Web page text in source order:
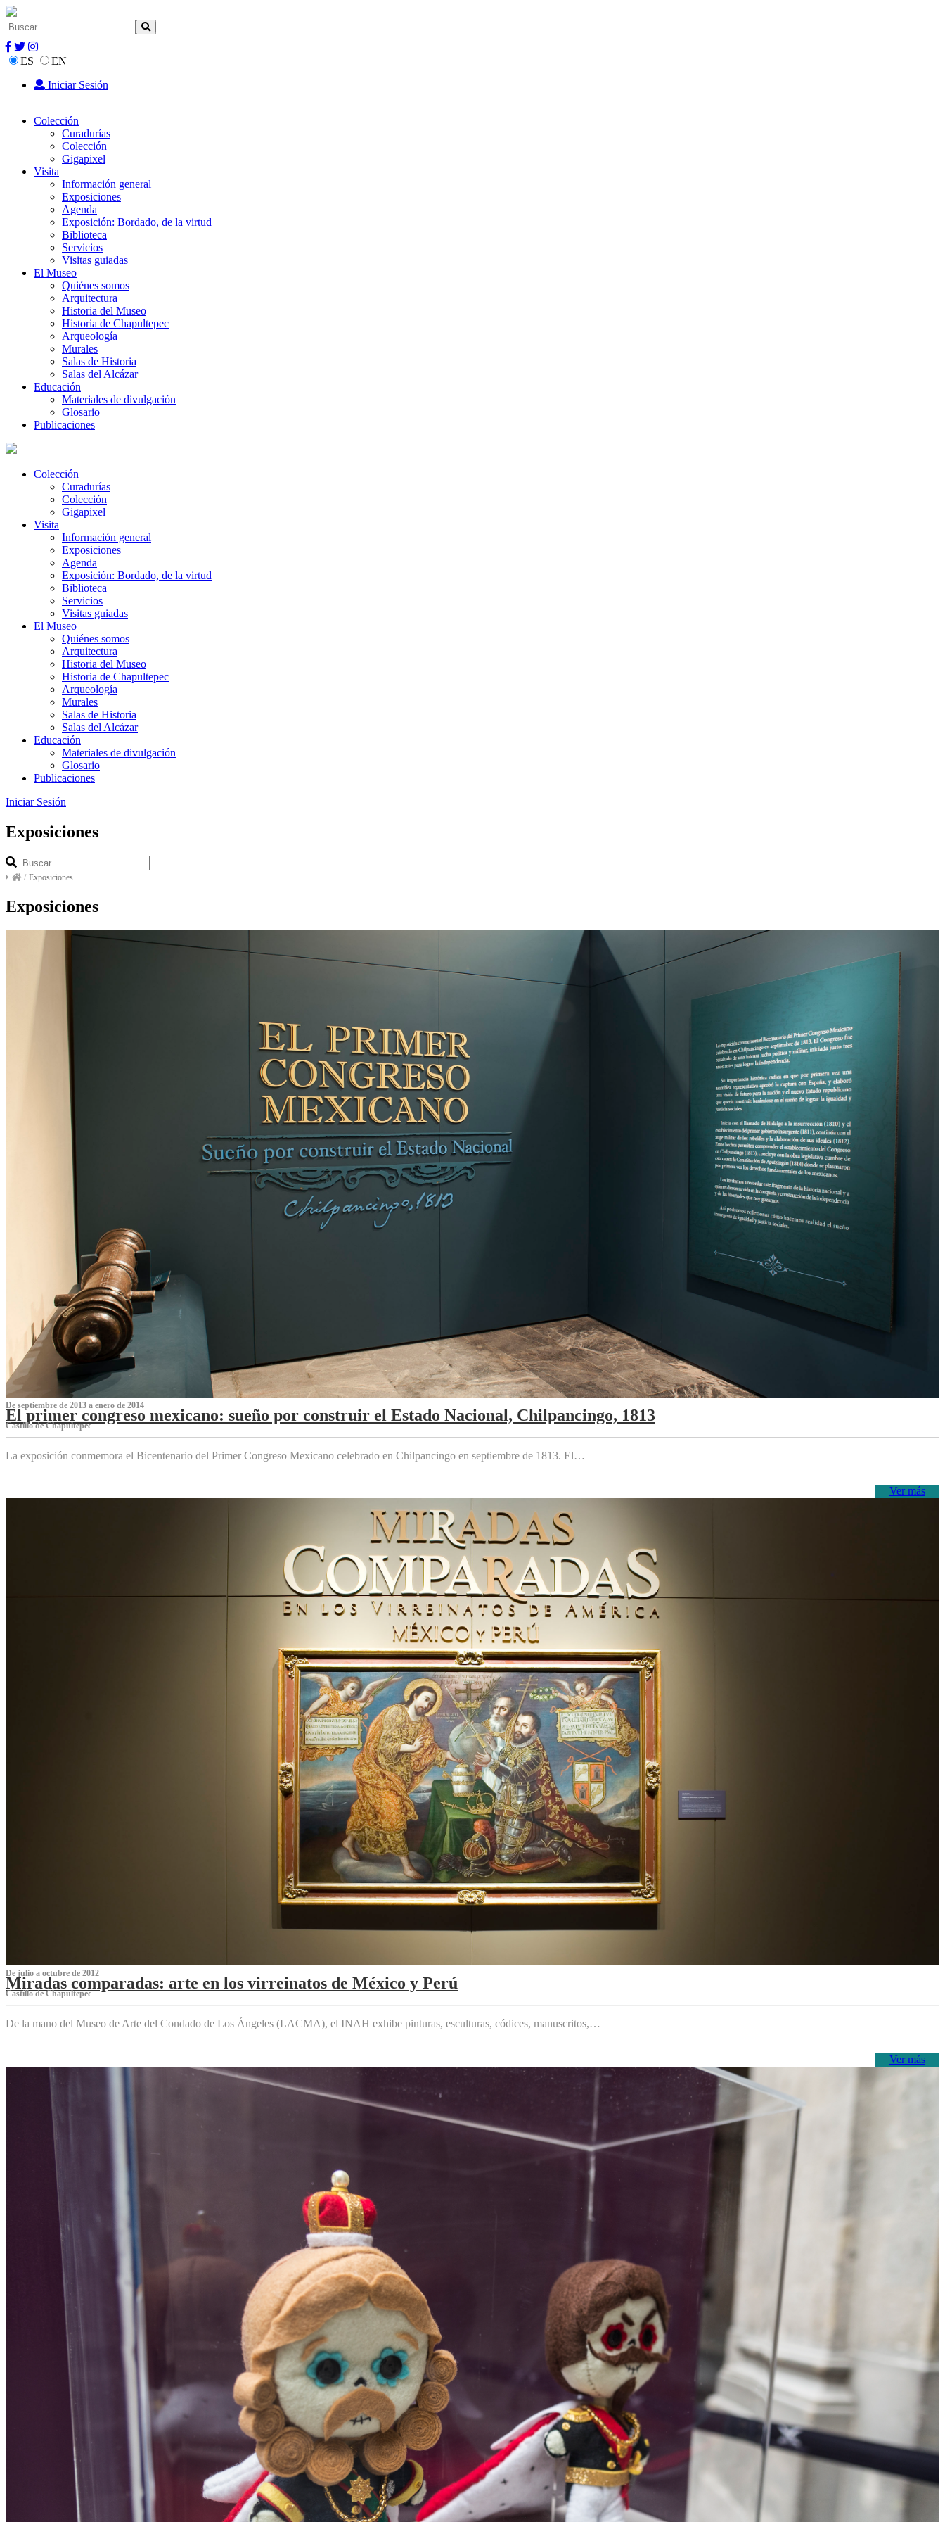
ES
EN
Iniciar Sesión
Colección
Curadurías
Colección
Gigapixel
Visita
Información general
Exposiciones
Agenda
Exposición: Bordado, de la virtud
Biblioteca
Servicios
Visitas guiadas
El Museo
Quiénes somos
Arquitectura
Historia del Museo
Historia de Chapultepec
Arqueología
Murales
Salas de Historia
Salas del Alcázar
Educación
Materiales de divulgación
Glosario
Publicaciones
Colección
Curadurías
Colección
Gigapixel
Visita
Información general
Exposiciones
Agenda
Exposición: Bordado, de la virtud
Biblioteca
Servicios
Visitas guiadas
El Museo
Quiénes somos
Arquitectura
Historia del Museo
Historia de Chapultepec
Arqueología
Murales
Salas de Historia
Salas del Alcázar
Educación
Materiales de divulgación
Glosario
Publicaciones
Iniciar Sesión
Exposiciones
/ Exposiciones
Exposiciones
De septiembre de 2013 a enero de 2014
El primer congreso mexicano: sueño por construir el Estado Nacional, Chilpancingo, 1813
Castillo de Chapultepec
La exposición conmemora el Bicentenario del Primer Congreso Mexicano celebrado en Chilpancingo en septiembre de 1813. El…
Ver más
De julio a octubre de 2012
Miradas comparadas: arte en los virreinatos de México y Perú
Castillo de Chapultepec
De la mano del Museo de Arte del Condado de Los Ángeles (LACMA), el INAH exhibe pinturas, esculturas, códices, manuscritos,…
Ver más